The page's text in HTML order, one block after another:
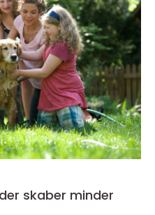
skaber minder